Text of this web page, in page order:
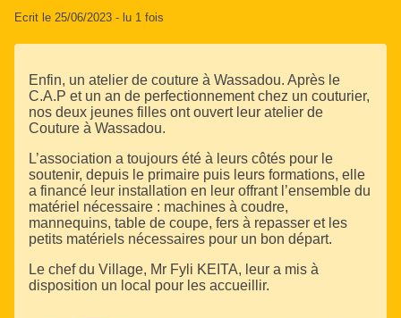
Ecrit le 25/06/2023 - lu 1 fois
Enfin, un atelier de couture à Wassadou. Après le
C.A.P et un an de perfectionnement chez un couturier,
nos deux jeunes filles ont ouvert leur atelier de
Couture à Wassadou.
L’association a toujours été à leurs côtés pour le
soutenir, depuis le primaire puis leurs formations, elle
a financé leur installation en leur offrant l’ensemble du
matériel nécessaire : machines à coudre,
mannequins, table de coupe, fers à repasser et les
petits matériels nécessaires pour un bon départ.
Le chef du Village, Mr Fyli KEITA, leur a mis à
disposition un local pour les accueillir.